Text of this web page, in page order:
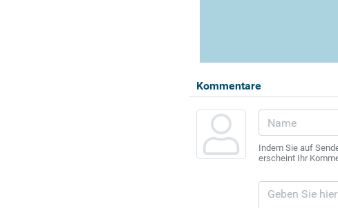
Kommentare
Indem Sie auf
erscheint Ihr